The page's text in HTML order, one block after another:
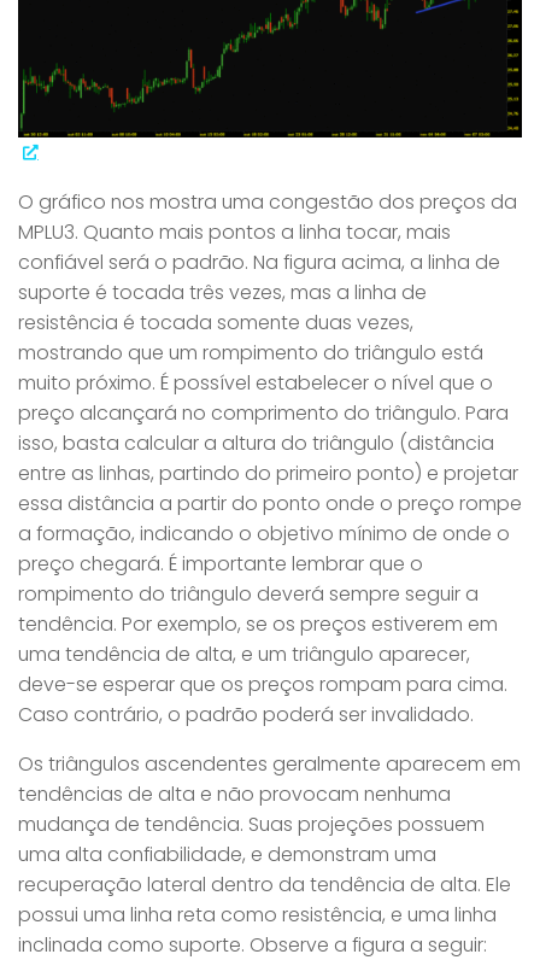
O gráfico nos mostra uma congestão dos preços da
MPLU3. Quanto mais pontos a linha tocar, mais
confiável será o padrão. Na figura acima, a linha de
suporte é tocada três vezes, mas a linha de
resistência é tocada somente duas vezes,
mostrando que um rompimento do triângulo está
muito próximo. É possível estabelecer o nível que o
preço alcançará no comprimento do triângulo. Para
isso, basta calcular a altura do triângulo (distância
entre as linhas, partindo do primeiro ponto) e projetar
essa distância a partir do ponto onde o preço rompe
a formação, indicando o objetivo mínimo de onde o
preço chegará. É importante lembrar que o
rompimento do triângulo deverá sempre seguir a
tendência. Por exemplo, se os preços estiverem em
uma tendência de alta, e um triângulo aparecer,
deve-se esperar que os preços rompam para cima.
Caso contrário, o padrão poderá ser invalidado.
Os triângulos ascendentes geralmente aparecem em
tendências de alta e não provocam nenhuma
mudança de tendência. Suas projeções possuem
uma alta confiabilidade, e demonstram uma
recuperação lateral dentro da tendência de alta. Ele
possui uma linha reta como resistência, e uma linha
inclinada como suporte. Observe a figura a seguir: